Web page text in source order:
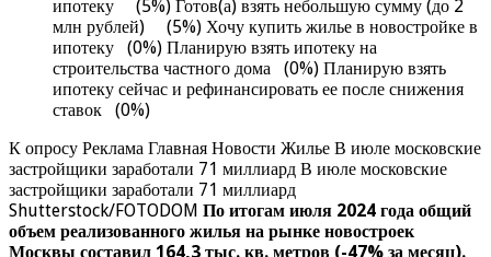
ипотеку (5%) Готов(а) взять небольшую сумму (до 2
млн рублей) (5%) Хочу купить жилье в новостройке в
ипотеку (0%) Планирую взять ипотеку на
строительства частного дома (0%) Планирую взять
ипотеку сейчас и рефинансировать ее после снижения
ставок (0%)
К опросу Реклама Главная Новости Жилье В июле московские
застройщики заработали 71 миллиард В июле московские
застройщики заработали 71 миллиард
Shutterstock/FOTODOM По итогам июля 2024 года общий
объем реализованного жилья на рынке новостроек
Москвы составил 164,3 тыс. кв. метров (-47% за месяц).